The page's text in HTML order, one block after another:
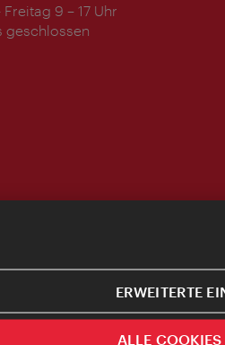
9 – 17 Uhr
geschlossen
ERWEITERTE
ALLE